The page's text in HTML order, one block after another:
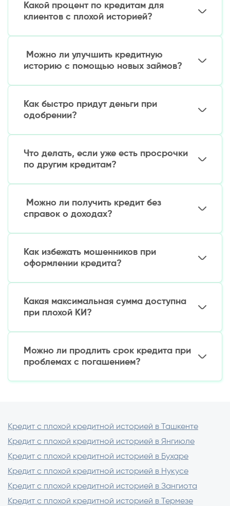
Паспорт гражданина Узбекистана
Номер телефона
Какой процент по кредитам для
клиентов с плохой историей?
Процентные ставки выше стандартных – от
предлагают специальные программы с
Можно ли улучшить кредитную
историю с помощью новых займов?
Да, если своевременно погашать новые
сумм и коротких сроков.
Как быстро придут деньги при
одобрении?
Большинство МФО перечисляют средства в
Самые быстрые сервисы – за 5-15 минут.
Что делать, если уже есть просрочки
по другим кредитам?
Лучшее решение – рефинансирование: новый
МФО предлагают такие программы.
Можно ли получить кредит без
справок о доходах?
Да, большинство МФО не требуют
займов (до 5-10 млн сум).
Как избежать мошенников при
оформлении кредита?
Проверяйте:
Наличие лицензии у МФО на сайте ЦБ РУз
Реальные отзывы о компании
Какая максимальная сумма доступна
при плохой КИ?
Первый займ обычно ограничен 3-5 млн сум.
постепенно увеличиваются до 50-100 млн сум.
Можно ли продлить срок кредита при
проблемах с погашением?
Да, большинство МФО предлагают
Кредит с плохой кредитной историей в Ташкенте
Кредит с плохой кредитной историей в Янгиюле
Кредит с плохой кредитной историей в Бухаре
Кредит с плохой кредитной историей в Нукусе
Кредит с плохой кредитной историей в Зангиота
Кредит с плохой кредитной историей в Термезе